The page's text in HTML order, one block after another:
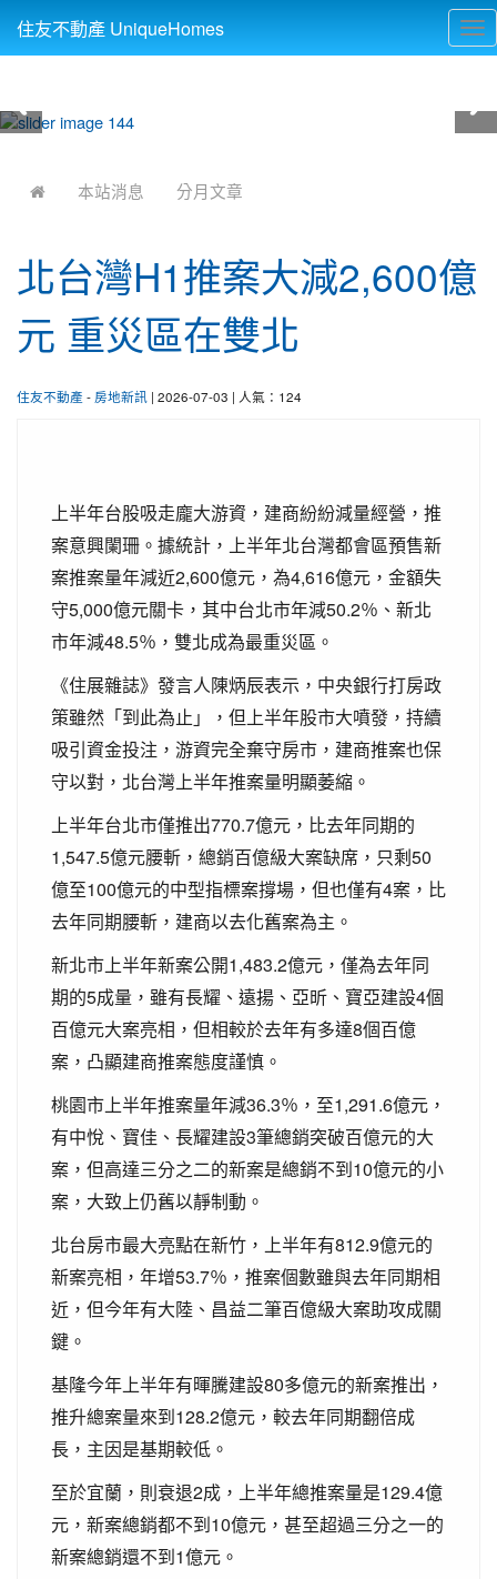
住友不動產 UniqueHomes
本站消息 分月文章
北台灣H1推案大減2,600億
元 重災區在雙北
住友不動產 - 房地新訊 | 2026-07-03 | 人氣：124
上半年台股吸走龐大游資，建商紛紛減量經營，推
案意興闌珊。據統計，上半年北台灣都會區預售新
案推案量年減近2,600億元，為4,616億元，金額失
守5,000億元關卡，其中台北市年減50.2％、新北
市年減48.5％，雙北成為最重災區。
《住展雜誌》發言人陳炳辰表示，中央銀行打房政
策雖然「到此為止」，但上半年股市大噴發，持續
吸引資金投注，游資完全棄守房市，建商推案也保
守以對，北台灣上半年推案量明顯萎縮。
上半年台北市僅推出770.7億元，比去年同期的
1,547.5億元腰斬，總銷百億級大案缺席，只剩50
億至100億元的中型指標案撐場，但也僅有4案，比
去年同期腰斬，建商以去化舊案為主。
新北市上半年新案公開1,483.2億元，僅為去年同
期的5成量，雖有長耀、遠揚、亞昕、寶亞建設4個
百億元大案亮相，但相較於去年有多達8個百億
案，凸顯建商推案態度謹慎。
桃園市上半年推案量年減36.3％，至1,291.6億元，
有中悅、寶佳、長耀建設3筆總銷突破百億元的大
案，但高達三分之二的新案是總銷不到10億元的小
案，大致上仍舊以靜制動。
北台房市最大亮點在新竹，上半年有812.9億元的
新案亮相，年增53.7％，推案個數雖與去年同期相
近，但今年有大陸、昌益二筆百億級大案助攻成關
鍵。
基隆今年上半年有暉騰建設80多億元的新案推出，
推升總案量來到128.2億元，較去年同期翻倍成
長，主因是基期較低。
至於宜蘭，則衰退2成，上半年總推案量是129.4億
元，新案總銷都不到10億元，甚至超過三分之一的
新案總銷還不到1億元。